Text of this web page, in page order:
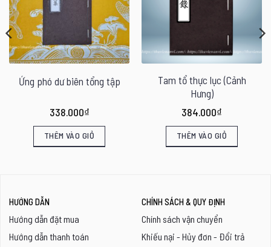
Ứng phó dư biên tổng tập
338.000₫
THÊM VÀO GIỎ
Tam tổ thực lục (Cảnh
Hưng)
384.000₫
THÊM VÀO GIỎ
HƯỚNG DẪN
Hướng dẫn đặt mua
Hướng dẫn thanh toán
CHÍNH SÁCH & QUY ĐỊNH
Chính sách vận chuyển
Khiếu nại - Hủy đơn - Đổi trả